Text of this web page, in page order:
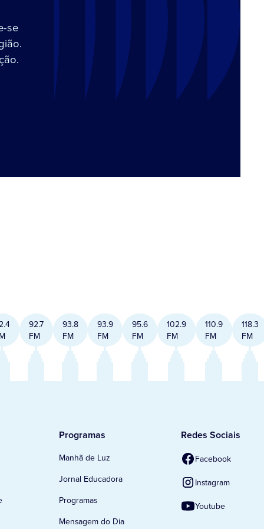
se
92.7
FM
93.8
FM
93.9
FM
95.6
FM
102.9
FM
110.9
FM
118.3
FM
Programas
Manhã de Luz
Jornal Educadora
Programas
Mensagem do Dia
Redes Sociais
Facebook
Instagram
Youtube